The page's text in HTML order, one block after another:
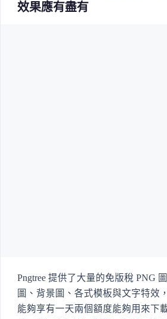
效果應有盡有
Pngtree 提供了大量的免版稅 PNG
圖、背景圖、各式模板與文字特效
能夠享有一天兩個額度能夠用來下